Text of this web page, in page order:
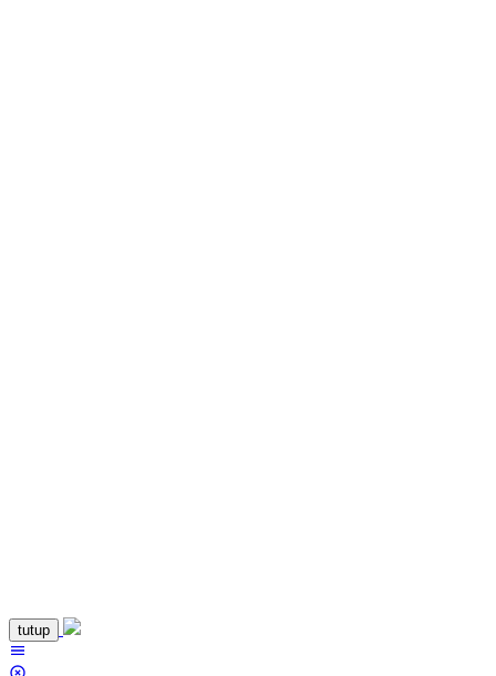
Loncat
ke
konten
tutup